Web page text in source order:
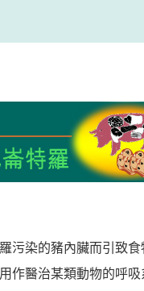
污染的豬內臟而引致食
作醫治某類動物的呼吸